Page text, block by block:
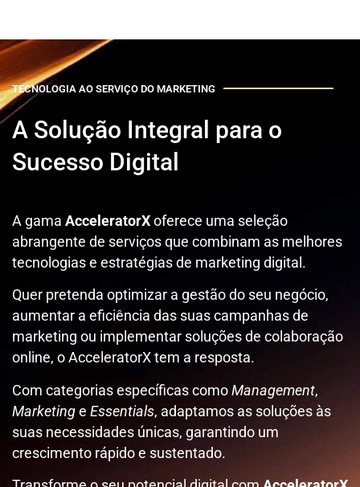
TECNOLOGIA AO SERVIÇO DO MARKETING
A Solução Integral para o
Sucesso Digital
A gama AcceleratorXoferece uma seleção
abrangente de serviços que combinam as melhores
tecnologias e estratégias de marketing digital.
Quer pretenda optimizar a gestão do seu negócio,
aumentar a eficiência das suas campanhas de
marketing ou implementar soluções de colaboração
online, o AcceleratorX tem a resposta.
Com categorias específicas comoManagement,
Marketinge Essentials, adaptamos as soluções às
suas necessidades únicas, garantindo um
crescimento rápido e sustentado.